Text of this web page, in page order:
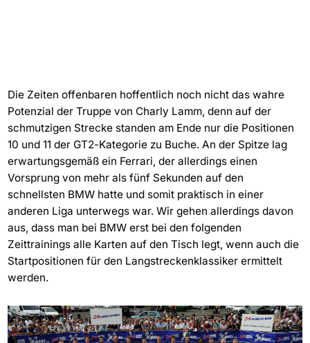
Die Zeiten offenbaren hoffentlich noch nicht das wahre
Potenzial der Truppe von Charly Lamm, denn auf der
schmutzigen Strecke standen am Ende nur die Positionen
10 und 11 der GT2-Kategorie zu Buche. An der Spitze lag
erwartungsgemäß ein Ferrari, der allerdings einen
Vorsprung von mehr als fünf Sekunden auf den
schnellsten BMW hatte und somit praktisch in einer
anderen Liga unterwegs war. Wir gehen allerdings davon
aus, dass man bei BMW erst bei den folgenden
Zeittrainings alle Karten auf den Tisch legt, wenn auch die
Startpositionen für den Langstreckenklassiker ermittelt
werden.